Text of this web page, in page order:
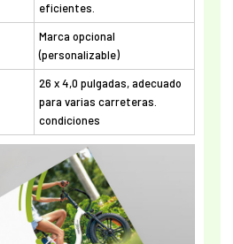
eficientes.
Marca opcional
(personalizable)
26 x 4,0 pulgadas, adecuado
para varias carreteras.
condiciones